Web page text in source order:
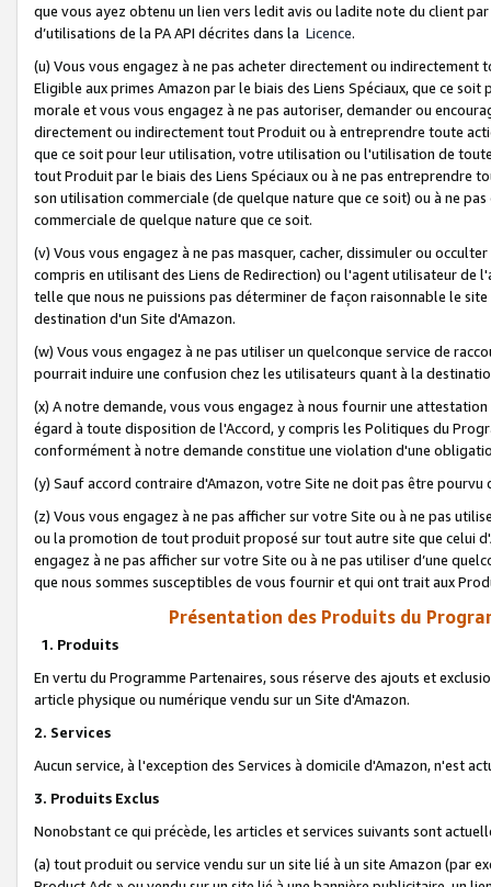
que vous ayez obtenu un lien vers ledit avis ou ladite note du client
d’utilisations de la PA API décrites dans la Licence.
(u) Vous vous engagez à ne pas acheter directement ou
Eligible aux primes Amazon par le biais des Liens Spéciaux, que ce
morale et vous vous engagez à ne pas autoriser, demander ou
directement ou indirectement tout Produit ou à entreprendre toute
que ce soit pour leur utilisation, votre utilisation ou l'utilisation de
tout Produit par le biais des Liens Spéciaux ou à ne pas entreprendre
son utilisation commerciale (de quelque nature que ce soit) ou à ne
commerciale de quelque nature que ce soit.
(v) Vous vous engagez à ne pas masquer, cacher, dissimuler ou
compris en utilisant des Liens de Redirection) ou l'agent utilisateur
telle que nous ne puissions pas déterminer de façon raisonnable le
destination d'un Site d'Amazon.
(w) Vous vous engagez à ne pas utiliser un quelconque service de
pourrait induire une confusion chez les utilisateurs quant à la
(x) A notre demande, vous vous engagez à nous fournir une
égard à toute disposition de l'Accord, y compris les Politiques du
conformément à notre demande constitue une violation d'une
(y) Sauf accord contraire d'Amazon, votre Site ne doit pas être
(z) Vous vous engagez à ne pas afficher sur votre Site ou à ne pas
ou la promotion de tout produit proposé sur tout autre site que celui
engagez à ne pas afficher sur votre Site ou à ne pas utiliser d’une
que nous sommes susceptibles de vous fournir et qui ont trait aux
Présentation des Produits du
1. Produits
En vertu du Programme Partenaires, sous réserve des ajouts et
article physique ou numérique vendu sur un Site d'Amazon.
2. Services
Aucun service, à l'exception des Services à domicile d'Amazon, n'est
3. Produits Exclus
Nonobstant ce qui précède, les articles et services suivants sont
(a) tout produit ou service vendu sur un site lié à un site Amazon (par